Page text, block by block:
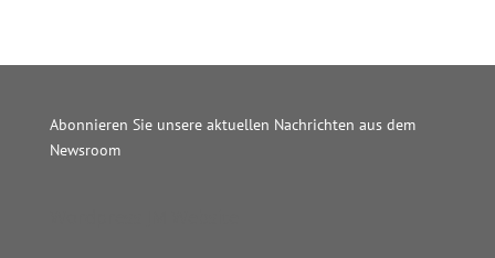
Abonnieren Sie unsere aktuellen Nachrichten aus dem
Newsroom